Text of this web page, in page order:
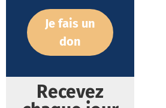
Je fais un
don
Recevez